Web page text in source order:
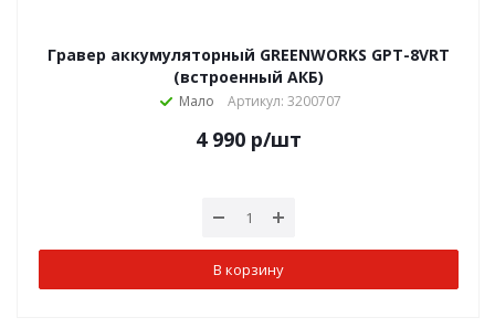
Гравер аккумуляторный GREENWORKS GPT-8VRT
(встроенный АКБ)
Мало Артикул: 3200707
4 990 р/шт
В корзину